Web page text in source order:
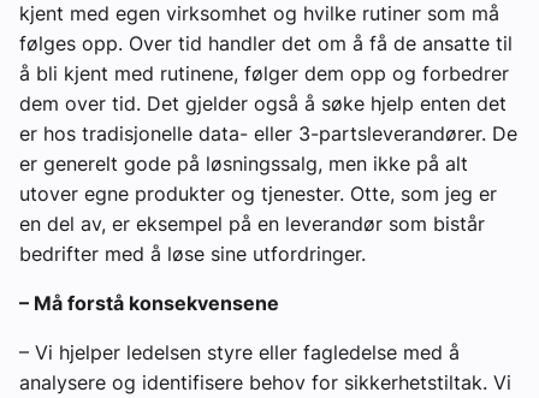
kjent med egen virksomhet og hvilke rutiner som må
følges opp. Over tid handler det om å få de ansatte til
å bli kjent med rutinene, følger dem opp og forbedrer
dem over tid. Det gjelder også å søke hjelp enten det
er hos tradisjonelle data- eller 3-partsleverandører. De
er generelt gode på løsningssalg, men ikke på alt
utover egne produkter og tjenester. Otte, som jeg er
en del av, er eksempel på en leverandør som bistår
bedrifter med å løse sine utfordringer.
– Må forstå konsekvensene
– Vi hjelper ledelsen styre eller fagledelse med å
analysere og identifisere behov for sikkerhetstiltak. Vi